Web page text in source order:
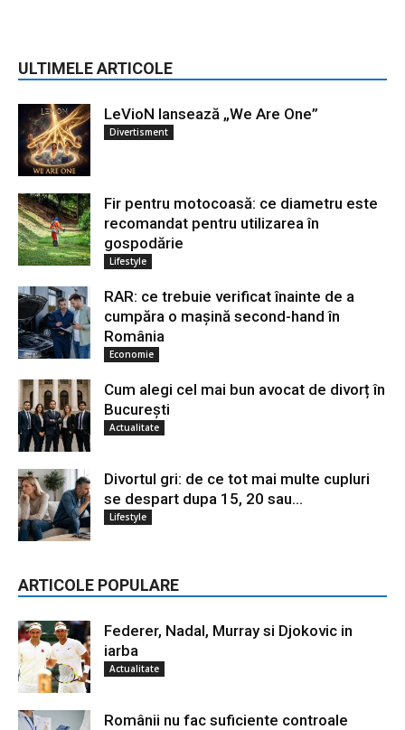
ULTIMELE ARTICOLE
LeVioN lansează „We Are One”
Divertisment
Fir pentru motocoasă: ce diametru este
recomandat pentru utilizarea în
gospodărie
Lifestyle
RAR: ce trebuie verificat înainte de a
cumpăra o mașină second-hand în
România
Economie
Cum alegi cel mai bun avocat de divorț în
București
Actualitate
Divortul gri: de ce tot mai multe cupluri
se despart dupa 15, 20 sau...
Lifestyle
ARTICOLE POPULARE
Federer, Nadal, Murray si Djokovic in
iarba
Actualitate
Românii nu fac suficiente controale